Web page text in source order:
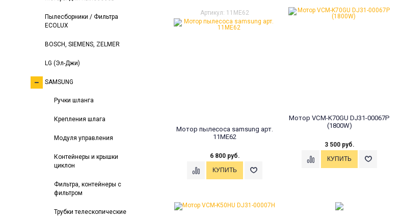
Пылесборники / Фильтра
ECOLUX
BOSCH, SIEMENS, ZELMER
LG (Эл-Джи)
SAMSUNG
Ручки шланга
Крепления шлага
Модуля управления
Контейнеры и крышки
циклон
Фильтра, контейнеры с
фильтром
Трубки телескопические
Артикул: 11ME62
Мотор пылесоса samsung арт.
11ME62
6 800 руб.
Мотор VCM-K70GU DJ31-00067P
(1800W)
3 500 руб.